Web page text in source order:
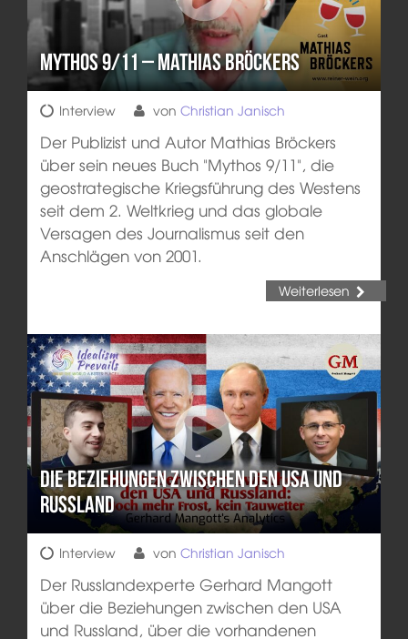
Mythos 9/11 – Mathias Bröckers
Interview von Christian Janisch
Der Publizist und Autor Mathias Bröckers
über sein neues Buch "Mythos 9/11", die
geostrategische Kriegsführung des Westens
seit dem 2. Weltkrieg und das globale
Versagen des Journalismus seit den
Anschlägen von 2001.
Weiterlesen
Die Beziehungen zwischen den USA und
Russland
Interview von Christian Janisch
Der Russlandexperte Gerhard Mangott
über die Beziehungen zwischen den USA
und Russland, über die vorhandenen